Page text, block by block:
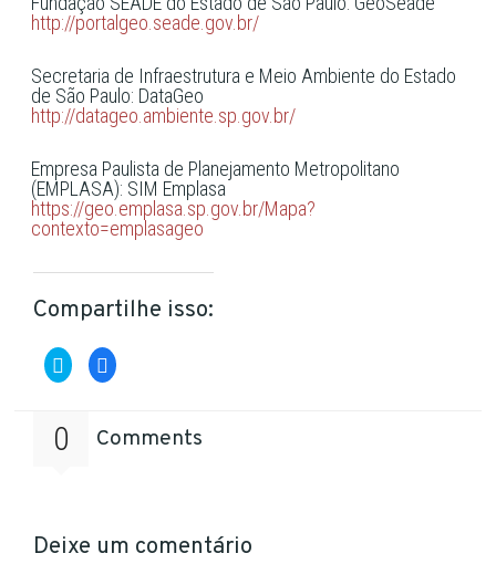
http://portalgeo.seade.gov.br/
Secretaria de Infraestrutura e Meio Ambiente do Estado
de São Paulo: DataGeo
http://datageo.ambiente.sp.gov.br/
Empresa Paulista de Planejamento Metropolitano
(EMPLASA): SIM Emplasa
https://geo.emplasa.sp.gov.br/Mapa?
contexto=emplasageo
Compartilhe isso:
Clique
para
compartilhar
em
nova
janela)
Clique
para
nova
0 Comments
Deixe um comentário